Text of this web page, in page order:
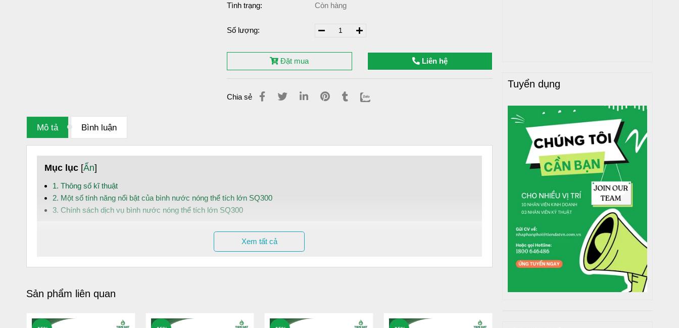
Tình trạng: Còn hàng
Số lượng:
Đặt mua Liên hệ
Chia sẻ
Mô tả Bình luận
Mục lục [Ẩn]
1. Thông số kĩ thuật
2. Một số tính năng nổi bật của bình nước nóng thể tích lớn SQ300
3. Chính sách dịch vụ bình nước nóng thể tích lớn SQ300
Điện áp: 220V
Tần số: 50Hz
Xem tất cả
Sản phẩm liên quan
Tuyển dụng